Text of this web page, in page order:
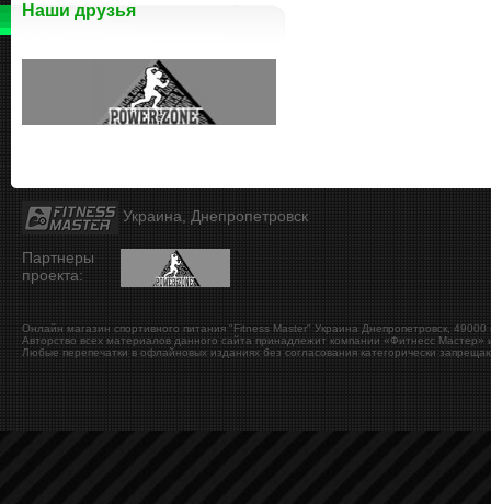
Наши друзья
Украина, Днепропетровск
Партнеры
проекта:
Онлайн магазин спортивного питания "Fitness Master" Украина Днепропетровск, 49000
Авторство всех материалов данного сайта принадлежит компании «Фитнесс Мастер»
Любые перепечатки в офлайновых изданиях без согласования категорически